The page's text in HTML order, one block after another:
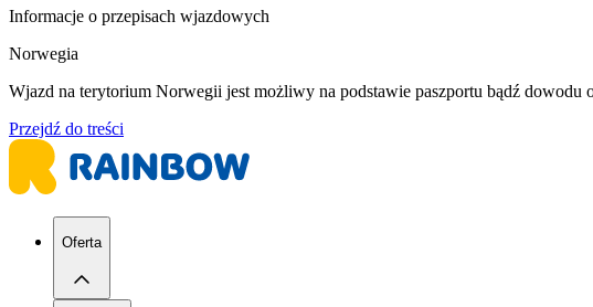
Informacje o przepisach wjazdowych
Norwegia
Wjazd na terytorium Norwegii jest możliwy na podstawie paszportu bądź dowodu
Przejdź do treści
Oferta